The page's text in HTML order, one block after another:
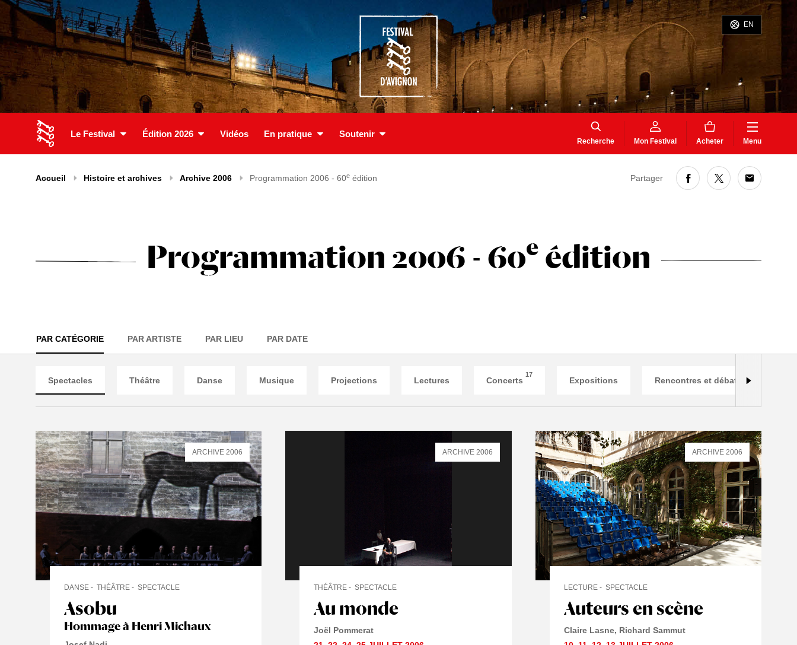
EN
Le Festival Édition 2026 Vidéos En pratique Soutenir
Recherche Mon Festival Acheter Menu
Accueil Histoire et archives Archive 2006 Programmation 2006 - 60e édition Partager
Programmation 2006 - 60e édition
PAR CATÉGORIE PAR ARTISTE PAR LIEU PAR DATE
Spectacles Théâtre Danse Musique Projections Lectures Concerts
17
Expositions Rencontres et débats
Asobu
Hommage à Henri Michaux
DANSE THÉÂTRE SPECTACLE
ARCHIVE 2006
Au monde
THÉÂTRE SPECTACLE
Joël Pommerat
ARCHIVE 2006
Auteurs en scène
LECTURE SPECTACLE
Claire Lasne, Richard Sammut
ARCHIVE 2006